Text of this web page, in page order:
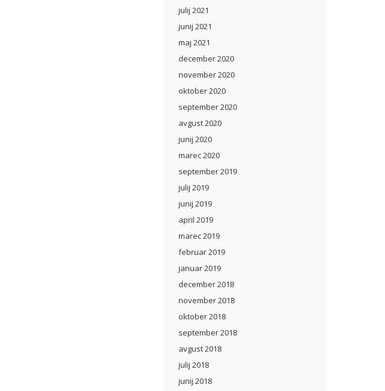
julij 2021
junij 2021
maj 2021
december 2020
november 2020
oktober 2020
september 2020
avgust 2020
junij 2020
marec 2020
september 2019
julij 2019
junij 2019
april 2019
marec 2019
februar 2019
januar 2019
december 2018
november 2018
oktober 2018
september 2018
avgust 2018
julij 2018
junij 2018